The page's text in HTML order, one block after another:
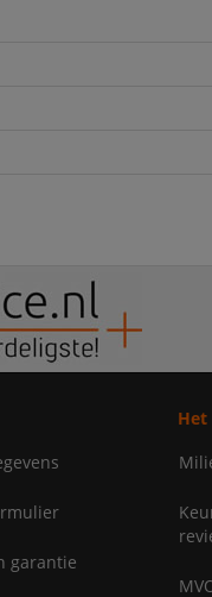
garantie